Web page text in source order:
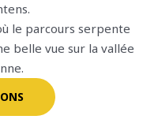
le parcours serpente
belle vue sur la vallée